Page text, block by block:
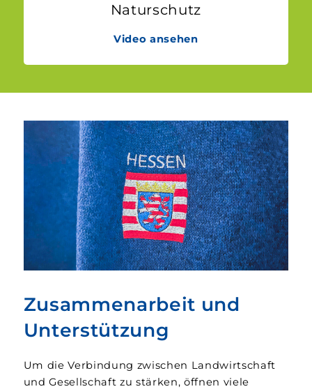
Naturschutz
Video ansehen
Zusammen­arbeit und
Unterstützung
Um die Verbindung zwischen Land­wirtschaft
und Gesellschaft zu stärken, öffnen viele